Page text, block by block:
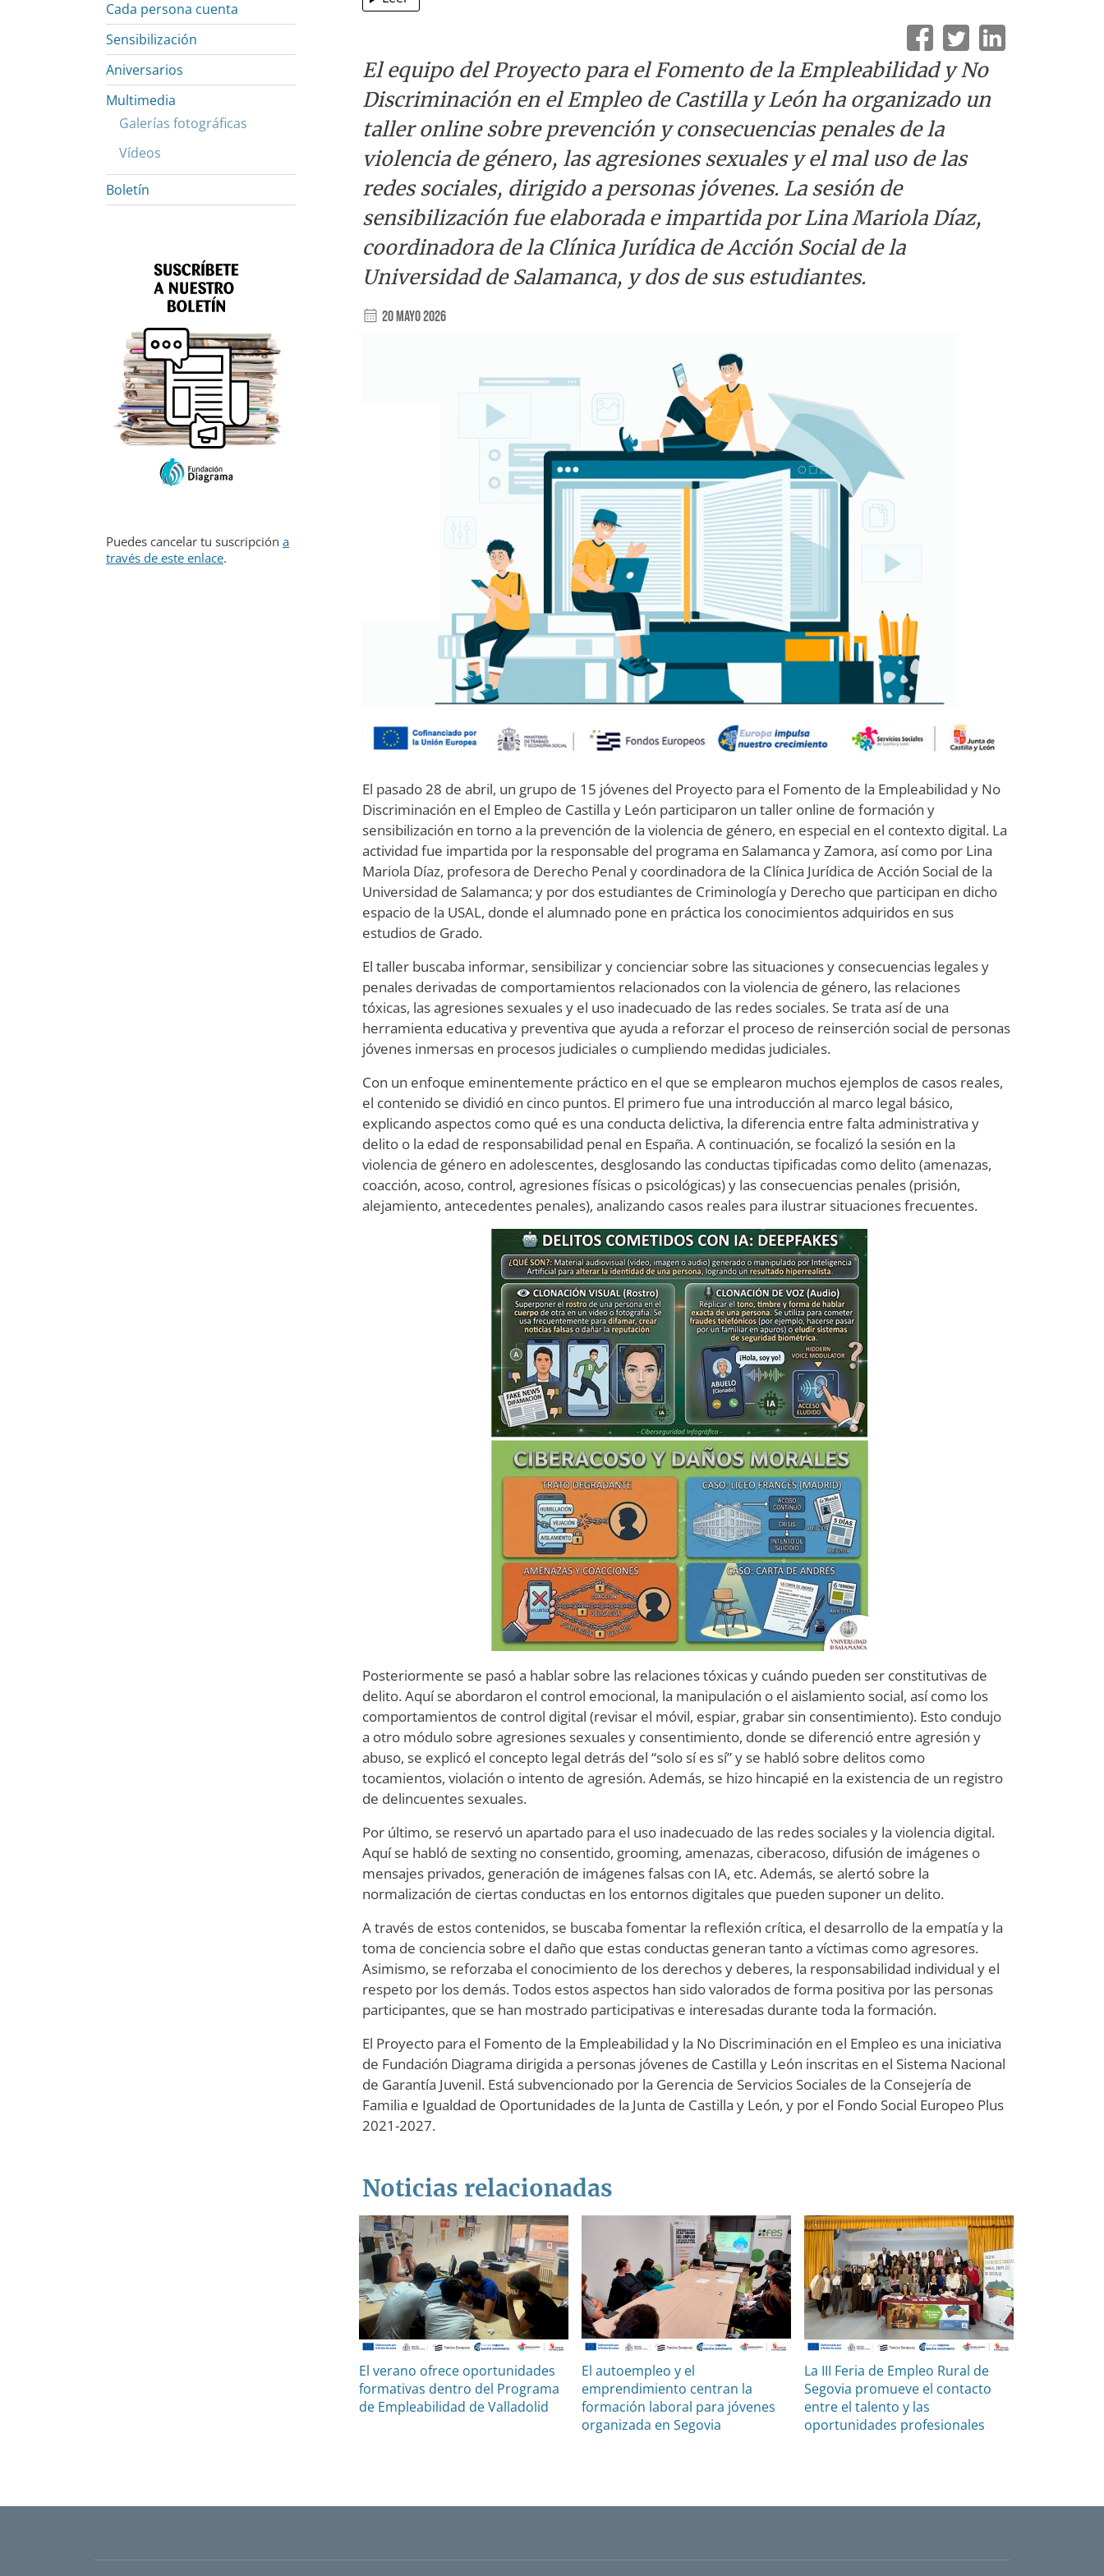
El equipo del Proyecto para el Fomento de la Empleabilidad y No
Discriminación en el Empleo de Castilla y León ha organizado un
taller online sobre prevención y consecuencias penales de la
violencia de género, las agresiones sexuales y el mal uso de las
redes sociales, dirigido a personas jóvenes. La sesión de
sensibilización fue elaborada e impartida por Lina Mariola Díaz,
coordinadora de la Clínica Jurídica de Acción Social de la
Universidad de Salamanca, y dos de sus estudiantes.
20 Mayo 2026
El pasado 28 de abril, un grupo de 15 jóvenes del Proyecto para el Fomento de la Empleabilidad y No
Discriminación en el Empleo de Castilla y León participaron un taller online de formación y
sensibilización en torno a la prevención de la violencia de género, en especial en el contexto digital. La
actividad fue impartida por la responsable del programa en Salamanca y Zamora, así como por Lina
Mariola Díaz, profesora de Derecho Penal y coordinadora de la Clínica Jurídica de Acción Social de la
Universidad de Salamanca; y por dos estudiantes de Criminología y Derecho que participan en dicho
espacio de la USAL, donde el alumnado pone en práctica los conocimientos adquiridos en sus
estudios de Grado.
El taller buscaba informar, sensibilizar y concienciar sobre las situaciones y consecuencias legales y
penales derivadas de comportamientos relacionados con la violencia de género, las relaciones
tóxicas, las agresiones sexuales y el uso inadecuado de las redes sociales. Se trata así de una
herramienta educativa y preventiva que ayuda a reforzar el proceso de reinserción social de personas
jóvenes inmersas en procesos judiciales o cumpliendo medidas judiciales.
Con un enfoque eminentemente práctico en el que se emplearon muchos ejemplos de casos reales,
el contenido se dividió en cinco puntos. El primero fue una introducción al marco legal básico,
explicando aspectos como qué es una conducta delictiva, la diferencia entre falta administrativa y
delito o la edad de responsabilidad penal en España. A continuación, se focalizó la sesión en la
violencia de género en adolescentes, desglosando las conductas tipificadas como delito (amenazas,
coacción, acoso, control, agresiones físicas o psicológicas) y las consecuencias penales (prisión,
alejamiento, antecedentes penales), analizando casos reales para ilustrar situaciones frecuentes.
Posteriormente se pasó a hablar sobre las relaciones tóxicas y cuándo pueden ser constitutivas de
delito. Aquí se abordaron el control emocional, la manipulación o el aislamiento social, así como los
comportamientos de control digital (revisar el móvil, espiar, grabar sin consentimiento). Esto condujo
a otro módulo sobre agresiones sexuales y consentimiento, donde se diferenció entre agresión y
abuso, se explicó el concepto legal detrás del “solo sí es sí” y se habló sobre delitos como
tocamientos, violación o intento de agresión. Además, se hizo hincapié en la existencia de un registro
de delincuentes sexuales.
Por último, se reservó un apartado para el uso inadecuado de las redes sociales y la violencia digital.
Aquí se habló de sexting no consentido, grooming, amenazas, ciberacoso, difusión de imágenes o
mensajes privados, generación de imágenes falsas con IA, etc. Además, se alertó sobre la
normalización de ciertas conductas en los entornos digitales que pueden suponer un delito.
A través de estos contenidos, se buscaba fomentar la reflexión crítica, el desarrollo de la empatía y la
toma de conciencia sobre el daño que estas conductas generan tanto a víctimas como agresores.
Asimismo, se reforzaba el conocimiento de los derechos y deberes, la responsabilidad individual y el
respeto por los demás. Todos estos aspectos han sido valorados de forma positiva por las personas
participantes, que se han mostrado participativas e interesadas durante toda la formación.
El Proyecto para el Fomento de la Empleabilidad y la No Discriminación en el Empleo es una iniciativa
de Fundación Diagrama dirigida a personas jóvenes de Castilla y León inscritas en el Sistema Nacional
de Garantía Juvenil. Está subvencionado por la Gerencia de Servicios Sociales de la Consejería de
Familia e Igualdad de Oportunidades de la Junta de Castilla y León, y por el Fondo Social Europeo Plus
2021-2027.
Noticias relacionadas
El verano ofrece oportunidades
formativas dentro del Programa
de Empleabilidad de Valladolid
El autoempleo y el
emprendimiento centran la
formación laboral para jóvenes
organizada en Segovia
La III Feria de Empleo Rural de
Segovia promueve el contacto
entre el talento y las
oportunidades profesionales
Cada persona cuenta
Sensibilización
Aniversarios
Multimedia
Galerías fotográficas
Vídeos
Boletín
Puedes cancelar tu suscripción a
través de este enlace.